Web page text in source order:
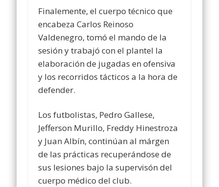
Finalemente, el cuerpo técnico que
encabeza Carlos Reinoso
Valdenegro, tomó el mando de la
sesión y trabajó con el plantel la
elaboración de jugadas en ofensiva
y los recorridos tácticos a la hora de
defender.
Los futbolistas, Pedro Gallese,
Jefferson Murillo, Freddy Hinestroza
y Juan Albín, continúan al márgen
de las prácticas recuperándose de
sus lesiones bajo la supervisón del
cuerpo médico del club.